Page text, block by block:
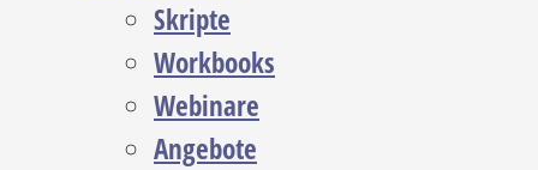
Skripte
Workbooks
Webinare
Angebote